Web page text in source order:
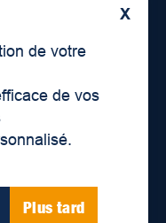
X
de votre
de vos
Plus tard